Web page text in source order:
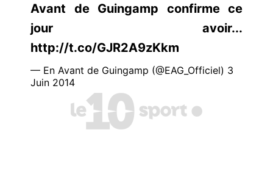
Avant de Guingamp confirme ce
jour avoir...
http://t.co/GJR2A9zKkm
— En Avant de Guingamp (@EAG_Officiel) 3
Juin 2014